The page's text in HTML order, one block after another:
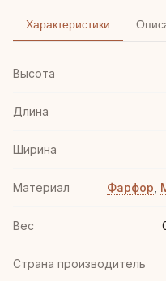
Характеристики
Высота
Длина
Ширина
Материал Фарфор
Вес
Страна производитель